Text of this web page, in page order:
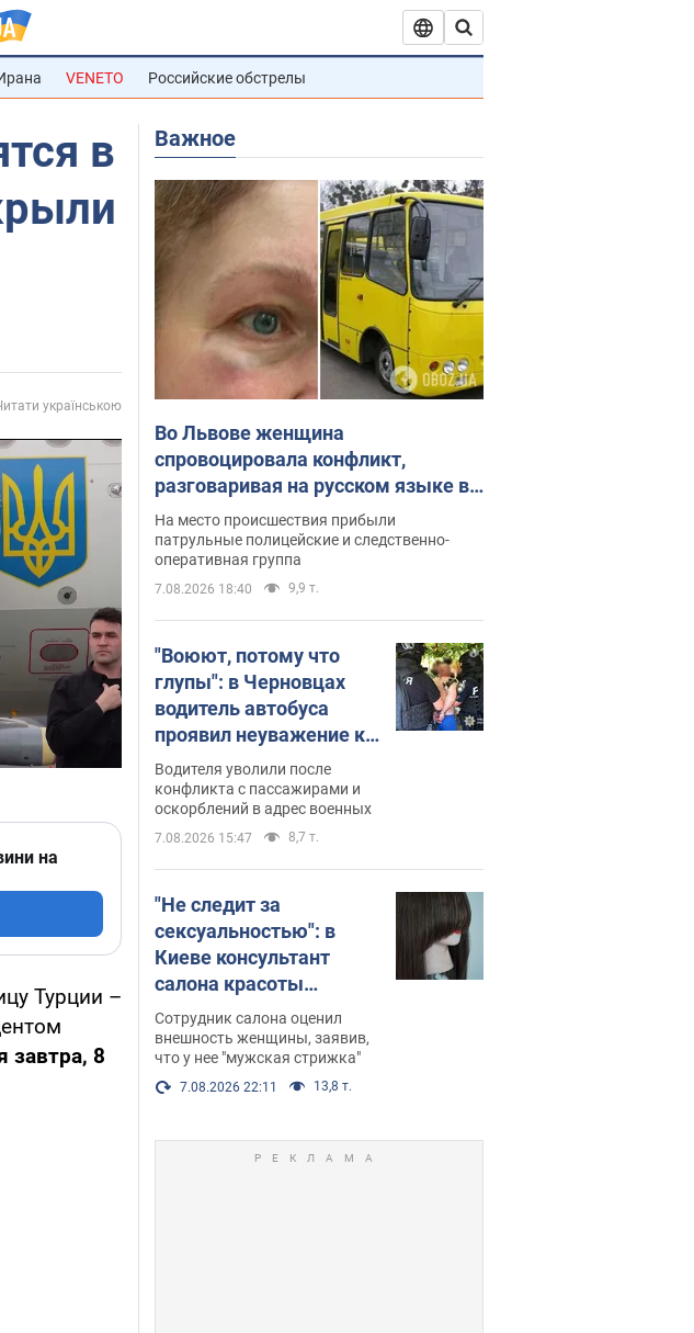
VENETO Российские обстрелы
в
українською
на
Турции –
завтра, 8
Важное
Во Львове женщина
спровоцировала конфликт,
разговаривая на русском языке в
маршрутке: полиция составила
административный протокол.
Видео
На место происшествия прибыли
патрульные полицейские и следственно-
оперативная группа
7.08.2026 18:40 9,9 т.
"Воюют, потому что
глупы": в Черновцах
водитель автобуса
проявил неуважение к
украинским военным и
поплатился за это.
Видео
Водителя уволили после
конфликта с пассажирами и
оскорблений в адрес военных
7.08.2026 15:47 8,7 т.
"Не следит за
сексуальностью": в
Киеве консультант
салона красоты
оскорбил женщину
после химиотерапии,
разгорелся скандал.
Фото
Сотрудник салона оценил
внешность женщины, заявив,
что у нее "мужская стрижка"
7.08.2026 22:11 13,8 т.